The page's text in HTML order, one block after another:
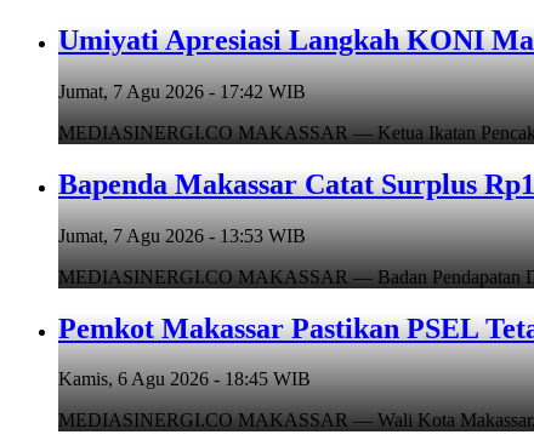
Umiyati Apresiasi Langkah KONI
Jumat, 7 Agu 2026 - 17:42 WIB
MEDIASINERGI.CO MAKASSAR — Ketua Ikatan Pencak
Bapenda Makassar Catat Surplus
Jumat, 7 Agu 2026 - 13:53 WIB
MEDIASINERGI.CO MAKASSAR — Badan Pendapatan
Pemkot Makassar Pastikan PSEL
Kamis, 6 Agu 2026 - 18:45 WIB
MEDIASINERGI.CO MAKASSAR — Wali Kota Makassar,